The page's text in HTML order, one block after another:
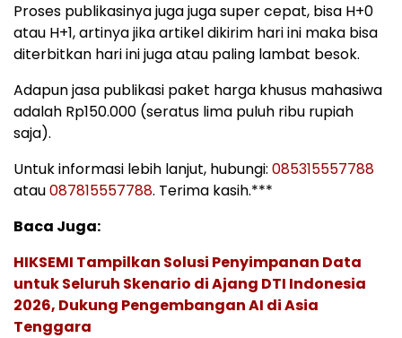
Proses publikasinya juga juga super cepat, bisa H+0
atau H+1, artinya jika artikel dikirim hari ini maka bisa
diterbitkan hari ini juga atau paling lambat besok.
Adapun jasa publikasi paket harga khusus mahasiwa
adalah Rp150.000 (seratus lima puluh ribu rupiah
saja).
Untuk informasi lebih lanjut, hubungi: 085315557788
atau087815557788. Terima kasih.***
Baca Juga:
HIKSEMI Tampilkan Solusi Penyimpanan Data
untuk Seluruh Skenario di Ajang DTI Indonesia
2026, Dukung Pengembangan AI di Asia
Tenggara